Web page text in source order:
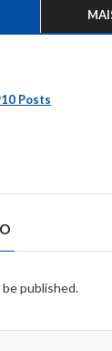
Posts
published.